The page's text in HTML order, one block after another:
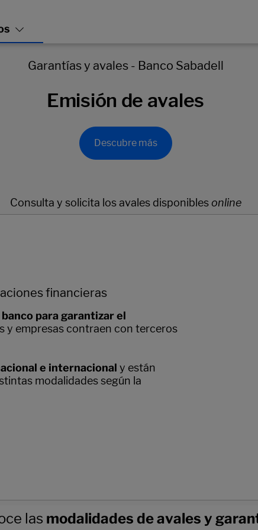
Garantías y avales - Banco Sabadell
Emisión de avales
Descubre más
Consulta y solicita los avales disponibles online
financieras
para garantizar el
y empresas contraen con terceros
e internacional y están
modalidades según la
las modalidades de avales y